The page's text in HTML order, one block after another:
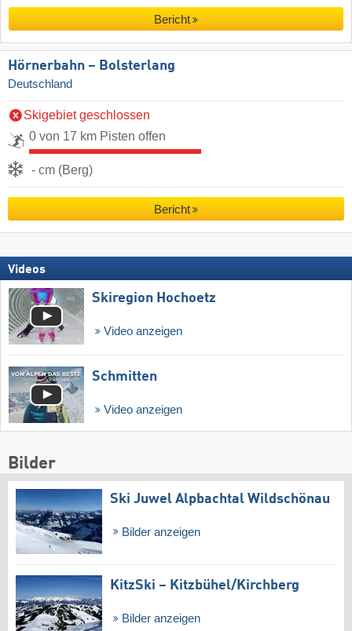
Bericht
Hörnerbahn – Bolsterlang
Deutschland
Skigebiet geschlossen
0 von 17 km Pisten offen
- cm (Berg)
Bericht
Videos
Skiregion Hochoetz
Video anzeigen
Schmitten
Video anzeigen
Bilder
Ski Juwel Alpbachtal Wildschönau
Bilder anzeigen
KitzSki – Kitzbühel/​Kirchberg
Bilder anzeigen